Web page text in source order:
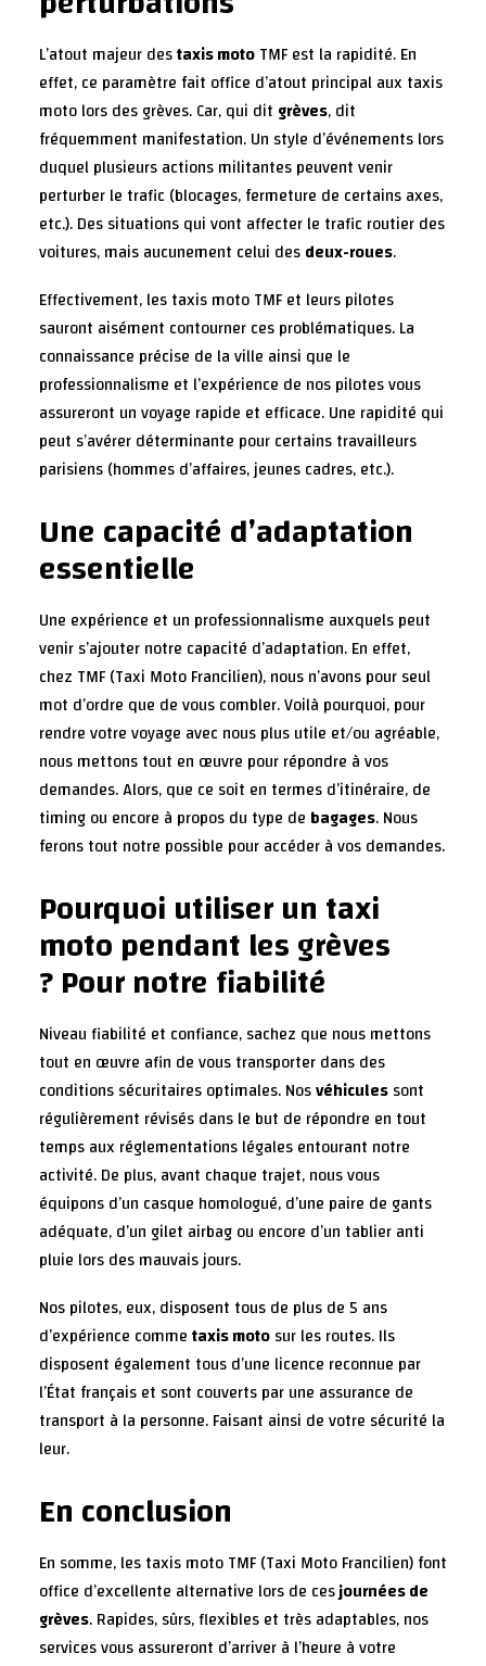
L’atout majeur destaxis motoTMF est la rapidité. En
effet, ce paramètre fait office d’atout principal aux taxis
moto lors des grèves. Car, qui dit grèves, dit
fréquemment manifestation. Un style d’événements lors
duquel plusieurs actions militantes peuvent venir
perturber le trafic (blocages, fermeture de certains axes,
etc.). Des situations qui vont affecter le trafic routier des
voitures, mais aucunement celui desdeux-roues.
Effectivement, les taxis moto TMF et leurs pilotes
sauront aisément contourner ces problématiques. La
connaissance précise de la ville ainsi que le
professionnalisme et l’expérience de nos pilotes vous
assureront un voyage rapide et efficace. Une rapidité qui
peut s’avérer déterminante pour certains travailleurs
parisiens (hommes d’affaires, jeunes cadres, etc.).
Une capacité d’adaptation
essentielle
Une expérience et un professionnalisme auxquels peut
venir s’ajouter notre capacité d’adaptation. En effet,
chez TMF (Taxi Moto Francilien), nous n’avons pour seul
mot d’ordre que de vous combler. Voilà pourquoi, pour
rendre votre voyage avec nous plus utile et/ou agréable,
nous mettons tout en œuvre pour répondre à vos
demandes. Alors, que ce soit en termes d’itinéraire, de
timing ou encore à propos du type de bagages. Nous
ferons tout notre possible pour accéder à vos demandes.
Pourquoi utiliser un taxi
moto pendant les grèves
? Pour notre fiabilité
Niveau fiabilité et confiance, sachez que nous mettons
tout en œuvre afin de vous transporter dans des
conditions sécuritaires optimales. Nosvéhiculessont
régulièrement révisés dans le but de répondre en tout
temps aux réglementations légales entourant notre
activité. De plus, avant chaque trajet, nous vous
équipons d’un casque homologué, d’une paire de gants
adéquate, d’un gilet airbag ou encore d’un tablier anti
pluie lors des mauvais jours.
Nos pilotes, eux, disposent tous de plus de 5 ans
d’expérience commetaxis motosur les routes. Ils
disposent également tous d’une licence reconnue par
l’État français et sont couverts par une assurance de
transport à la personne. Faisant ainsi de votre sécurité la
leur.
En conclusion
En somme, les taxis moto TMF (Taxi Moto Francilien) font
office d’excellente alternative lors de cesjournées de
grèves. Rapides, sûrs, flexibles et très adaptables, nos
services vous assureront d’arriver à l’heure à votre